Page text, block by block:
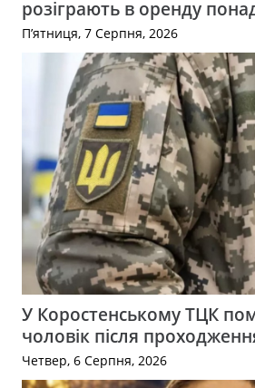
розіграють в оренду
П’ятниця, 7 Серпня, 2026
У Коростенському ТЦК
чоловік після
Четвер, 6 Серпня, 2026